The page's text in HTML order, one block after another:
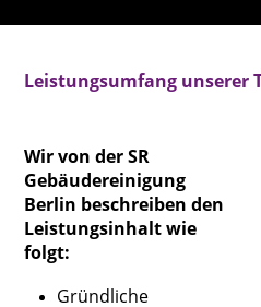
Leistungsumfang unserer
Wir von der SR
Gebäudereinigung
Berlin beschreiben den
Leistungsinhalt wie
folgt:
Gründliche